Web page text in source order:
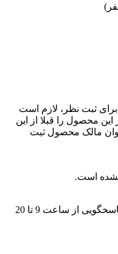
برای ثبت نظر، لازم است
محصول را قبلا از این
مالک محصول ثبت
است.
از ساعت 9 تا 20